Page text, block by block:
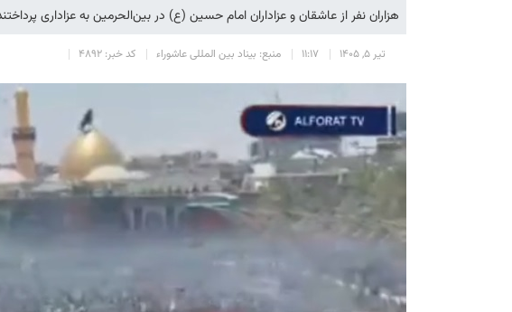
هزاران نفر از عاشقان و عزاداران امام حسین (ع) در بین‌الحرمین به عزاداری
تیر 5, 1405 11:17 منبع: بیناد بین المللی عاشوراء کد خبر: 4892